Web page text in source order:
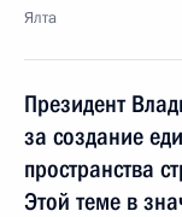
Ялта
Президент
за создание
пространства
Этой теме в